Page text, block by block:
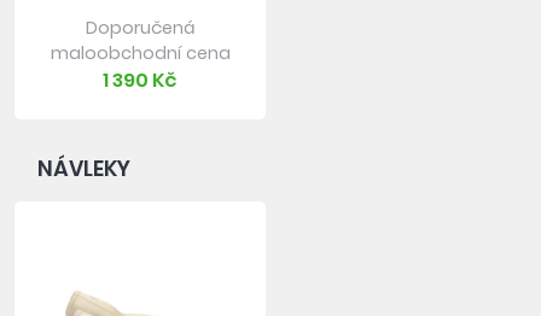
Doporučená
maloobchodní cena
1 390 Kč
NÁVLEKY